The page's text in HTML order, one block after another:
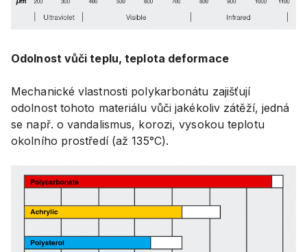
Odolnost vůči teplu, teplota deformace
Mechanické vlastnosti polykarbonátu zajišťují
odolnost tohoto materiálu vůči jakékoliv zátěží, jedná
se např. o vandalismus, korozi, vysokou teplotu
okolního prostředí (až 135°C).